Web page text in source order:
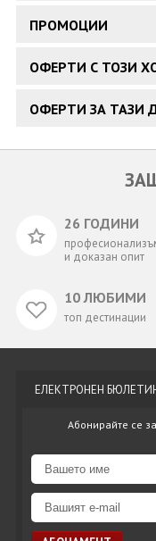
ПРОМОЦИИ
ОФЕРТИ С ТОЗИ
ОФЕРТИ ЗА ТАЗИ
26 ГОДИНИ
и доказан опит
10 ЛЮБИМИ
топ дестинации
ЕЛЕКТРОНЕН
Абонирайте се